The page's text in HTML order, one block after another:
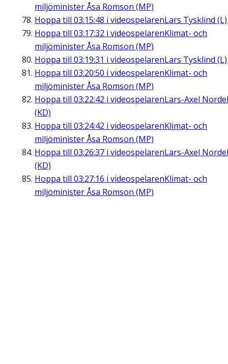
miljöminister Åsa Romson (MP)
Hoppa till 03:15:48 i videospelarenLars Tysklind (L)
Hoppa till 03:17:32 i videospelarenKlimat- och
miljöminister Åsa Romson (MP)
Hoppa till 03:19:31 i videospelarenLars Tysklind (L)
Hoppa till 03:20:50 i videospelarenKlimat- och
miljöminister Åsa Romson (MP)
Hoppa till 03:22:42 i videospelarenLars-Axel
(KD)
Hoppa till 03:24:42 i videospelarenKlimat- och
miljöminister Åsa Romson (MP)
Hoppa till 03:26:37 i videospelarenLars-Axel
(KD)
Hoppa till 03:27:16 i videospelarenKlimat- och
miljöminister Åsa Romson (MP)